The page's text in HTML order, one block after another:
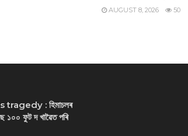
AUGUST 8, 2026 50
: হিমাচলৰ
১০০ ফুট দ খাৱৈত পৰি